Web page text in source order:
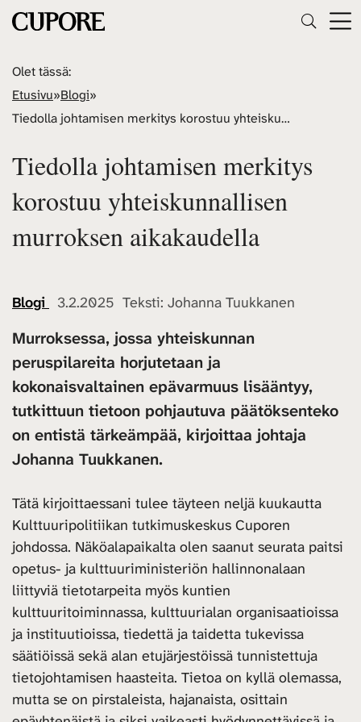
Olet tässä:
Etusivu»Blogi»
Tiedolla johtamisen merkitys korostuu yhteiskunnallisen murroksen aikakaudella
Tiedolla johtamisen merkitys
korostuu yhteiskunnallisen
murroksen aikakaudella
Blogi 3.2.2025 Teksti: Johanna Tuukkanen
Murroksessa, jossa yhteiskunnan
peruspilareita horjutetaan ja
kokonaisvaltainen epävarmuus lisääntyy,
tutkittuun tietoon pohjautuva päätöksenteko
on entistä tärkeämpää, kirjoittaa johtaja
Johanna Tuukkanen.
Tätä kirjoittaessani tulee täyteen neljä kuukautta
Kulttuuripolitiikan tutkimuskeskus Cuporen
johdossa. Näköalapaikalta olen saanut seurata paitsi
opetus- ja kulttuuriministeriön hallinnonalaan
liittyviä tietotarpeita myös kuntien
kulttuuritoiminnassa, kulttuurialan organisaatioissa
ja instituutioissa, tiedettä ja taidetta tukevissa
säätiöissä sekä alan etujärjestöissä tunnistettuja
tietojohtamisen haasteita. Tietoa on kyllä olemassa,
mutta se on pirstaleista, hajanaista, osittain